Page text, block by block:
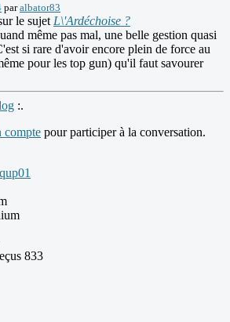
paralbator83
le sujet L\'Ardéchoise ?
même pas mal, une belle gestion quasi
si rare d'avoir encore plein de force au
pour les top gun) qu'il faut savourer
:.
compte pour participer à la conversation.
833